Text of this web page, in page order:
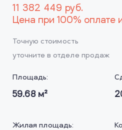
11 382 449 руб.
Цена при 100% оплате
Точную стоимость
уточните в отделе продаж
Площадь:
59.68м²
Жилая площадь: